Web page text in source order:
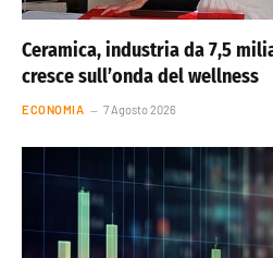
Ceramica, industria da 7,5
cresce sull’onda del wellness
ECONOMIA 7 Agosto 2026